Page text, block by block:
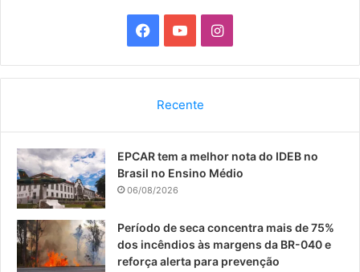
a
b
o
o
k
o
u
e
I
n
a
r
a
Recente
EPCAR tem a melhor nota do IDEB no
Brasil no Ensino Médio
06/08/2026
Período de seca concentra mais de 75%
dos incêndios às margens da BR-040 e
reforça alerta para prevenção